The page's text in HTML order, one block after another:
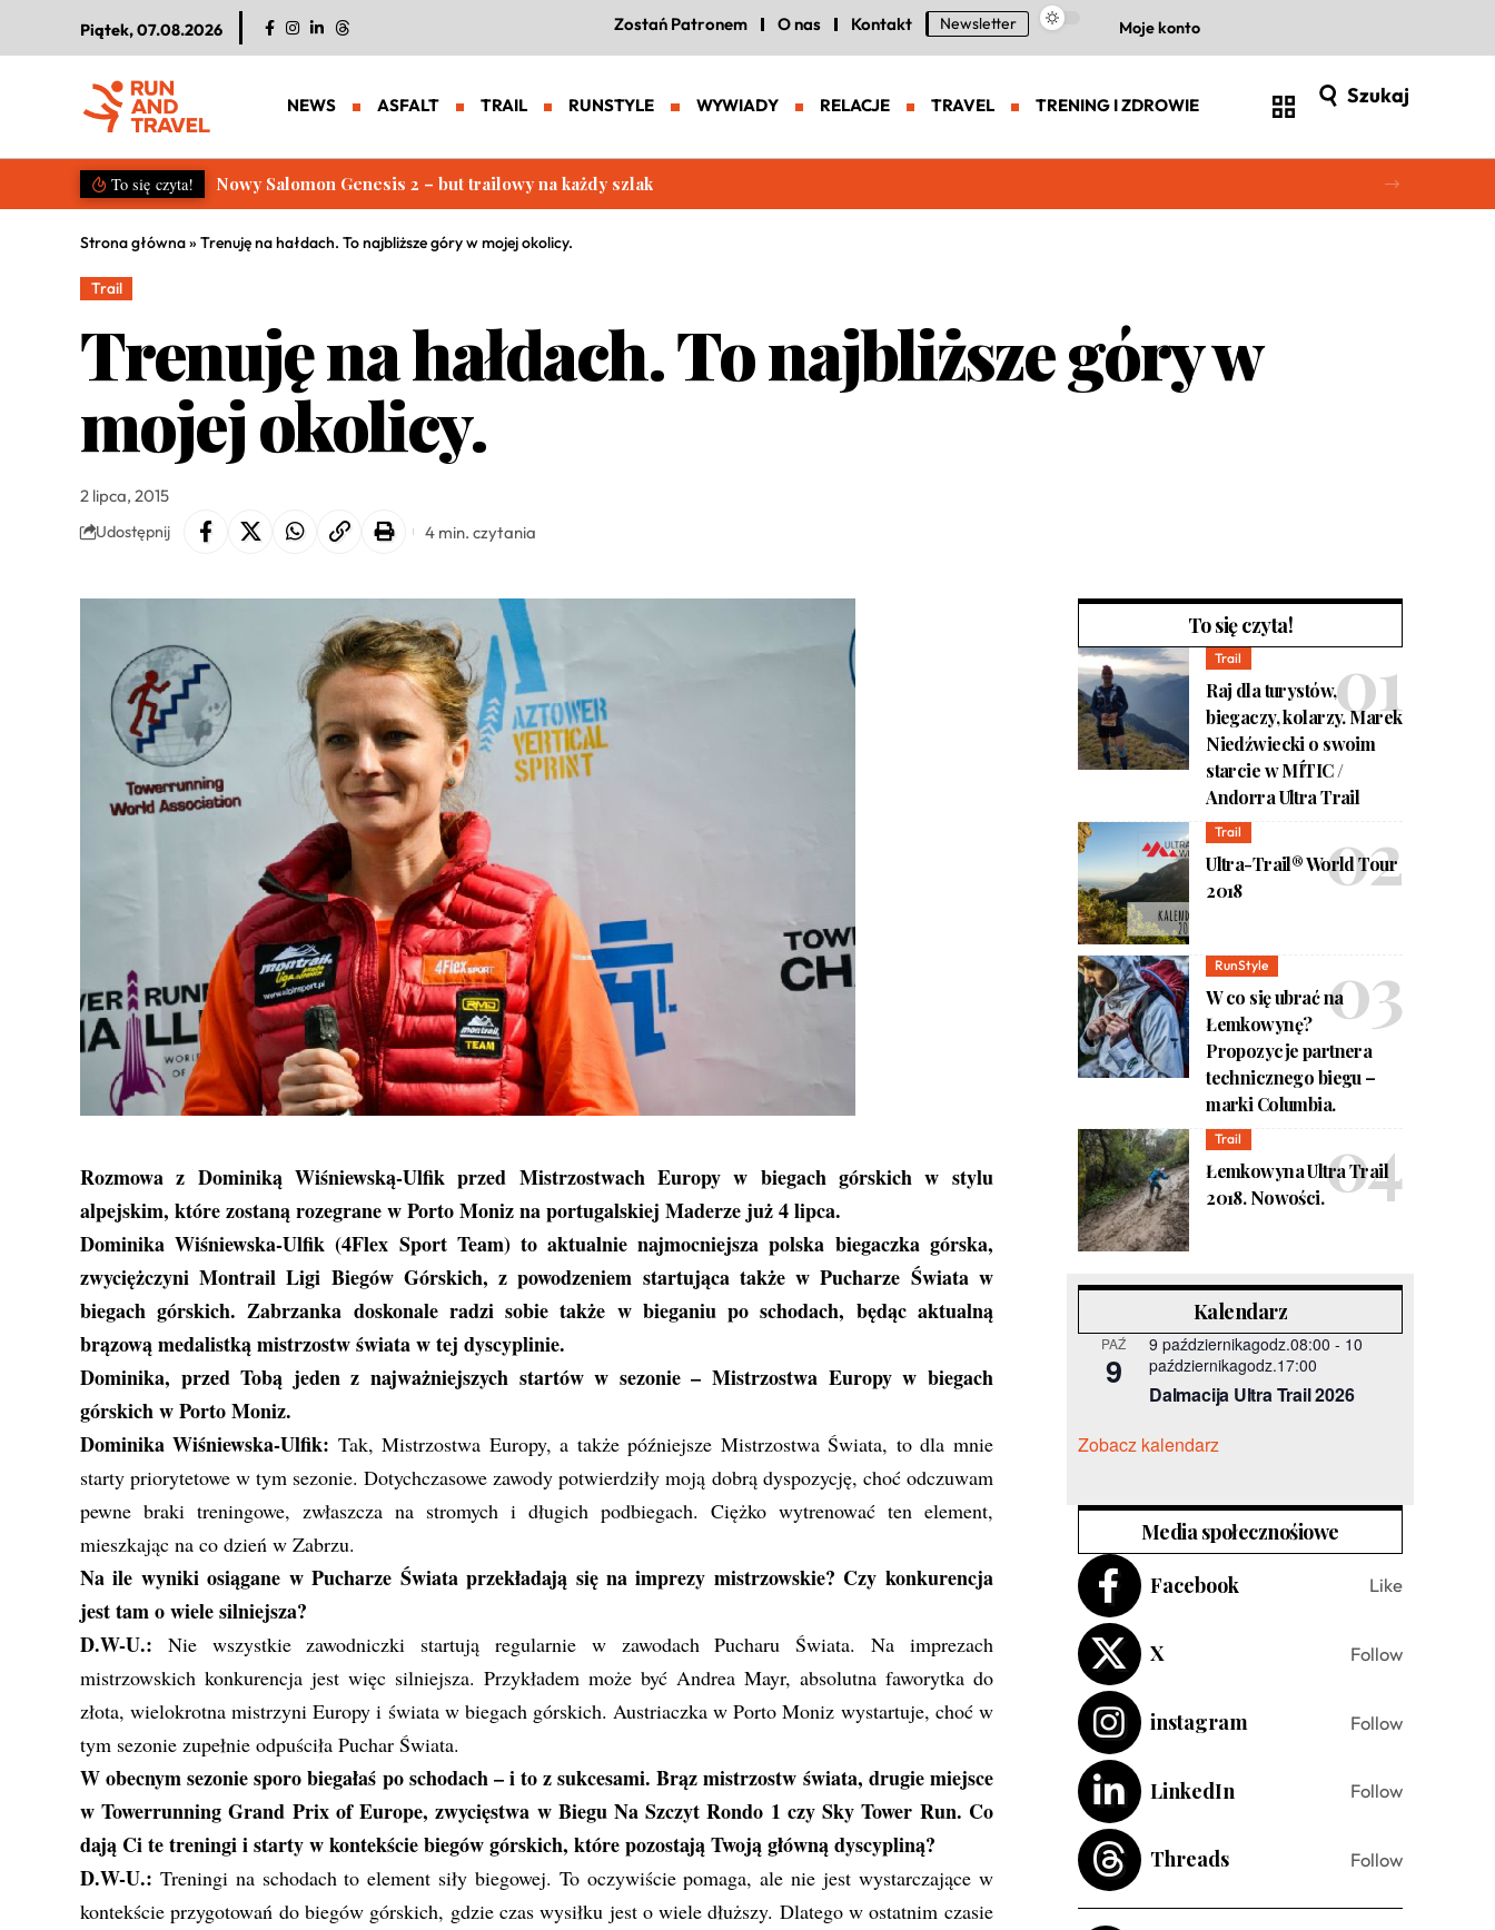
Piątek, 07.08.2026 Zostań Patronem O nas Kontakt Newsletter Moje konto
NEWS ASFALT TRAIL RUNSTYLE WYWIADY RELACJE TRAVEL TRENING I ZDROWIE Szukaj
To się czyta! Salomon S/LAB Genesis 2. Nowa generacja zaawansowanych butów trailowych
Strona główna» Trenuję na hałdach. To najbliższe góry w mojej okolicy.
Trail
Trenuję na hałdach. To najbliższe góry w
mojej okolicy.
2 lipca, 2015
Udostępnij 4 min. czytania
Rozmowa z Dominiką Wiśniewską-Ulfik przed Mistrzostwach Europy w biegach górskich w stylu
alpejskim, które zostaną rozegrane w Porto Moniz na portugalskiej Maderze już 4 lipca.
Dominika Wiśniewska-Ulfik (4Flex Sport Team) to aktualnie najmocniejsza polska biegaczka górska,
zwyciężczyni Montrail Ligi Biegów Górskich, z powodzeniem startująca także w Pucharze Świata w
biegach górskich. Zabrzanka doskonale radzi sobie także w bieganiu po schodach, będąc aktualną
brązową medalistką mistrzostw świata w tej dyscyplinie.
Dominika, przed Tobą jeden z najważniejszych startów w sezonie – Mistrzostwa Europy w biegach
górskich w Porto Moniz.
Dominika Wiśniewska-Ulfik: Tak, Mistrzostwa Europy, a także późniejsze Mistrzostwa Świata, to dla mnie
starty priorytetowe w tym sezonie. Dotychczasowe zawody potwierdziły moją dobrą dyspozycję, choć odczuwam
pewne braki treningowe, zwłaszcza na stromych i długich podbiegach. Ciężko wytrenować ten element,
mieszkając na co dzień w Zabrzu.
Na ile wyniki osiągane w Pucharze Świata przekładają się na imprezy mistrzowskie? Czy konkurencja
jest tam o wiele silniejsza?
D.W-U.: Nie wszystkie zawodniczki startują regularnie w zawodach Pucharu Świata. Na imprezach
mistrzowskich konkurencja jest więc silniejsza. Przykładem może być Andrea Mayr, absolutna faworytka do
złota, wielokrotna mistrzyni Europy i świata w biegach górskich. Austriaczka w Porto Moniz wystartuje, choć w
tym sezonie zupełnie odpuściła Puchar Świata.
W obecnym sezonie sporo biegałaś po schodach – i to z sukcesami. Brąz mistrzostw świata, drugie miejsce
w Towerrunning Grand Prix of Europe, zwycięstwa w Biegu Na Szczyt Rondo 1 czy Sky Tower Run. Co
dają Ci te treningi i starty w kontekście biegów górskich, które pozostają Twoją główną dyscypliną?
D.W-U.: Treningi na schodach to element siły biegowej. To oczywiście pomaga, ale nie jest wystarczające w
kontekście przygotowań do biegów górskich, gdzie czas wysiłku jest o wiele dłuższy. Dlatego w ostatnim czasie
To się czyta!
Trail
Raj dla turystów,
biegaczy, kolarzy. Marek
Niedźwiecki o swoim
starcie w MÍTIC /
Andorra Ultra Trail
Trail
Ultra-Trail® World Tour
2018
RunStyle
W co się ubrać na
Łemkowynę?
Propozycje partnera
technicznego biegu –
marki Columbia.
Trail
Łemkowyna Ultra Trail
2018. Nowości.
Kalendarz
PAŹ
9
9 październikagodz.08:00 - 10
październikagodz.17:00
Dalmacija Ultra Trail 2026
Zobacz kalendarz
Media społecznośiowe
Facebook
Like
X Follow
instagram Follow
LinkedIn Follow
Threads Follow